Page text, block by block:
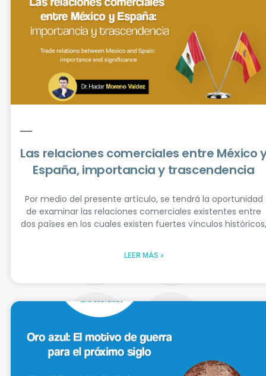
Las relaciones comerciales entre México
España, importancia y trascendencia
Por medio del presente artículo, se tendrá la oportunidad
de examinar las relaciones comerciales existentes entre
dos países en los cuales existen fuertes vínculos históricos,
LEER MÁS »
nuestras nuevas ediciones, noticias,
cursos, eventos y recursos
especializados en comercio exterior y
aduanas.
Síguenos